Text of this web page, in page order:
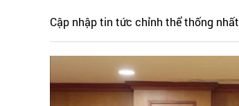
Cập nhập tin tức chỉnh thể thống nhất